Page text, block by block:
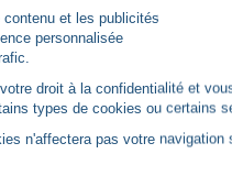
l'adapter. Merci
contenu et les publicités
personnalisée
droit à la confidentialité et
types de cookies ou certains
n'affectera pas votre